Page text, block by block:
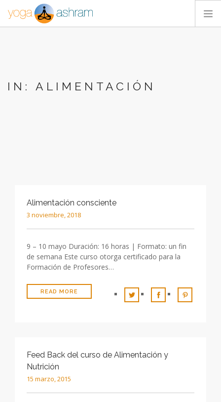
CONTACTA
IN: ALIMENTACIÓN
Alimentación consciente
3 noviembre, 2018
9 – 10 mayo Duración: 16 horas | Formato: un fin
de semana Este curso otorga certificado para la
Formación de Profesores…
READ MORE
Feed Back del curso de Alimentación y
Nutrición
15 marzo, 2015